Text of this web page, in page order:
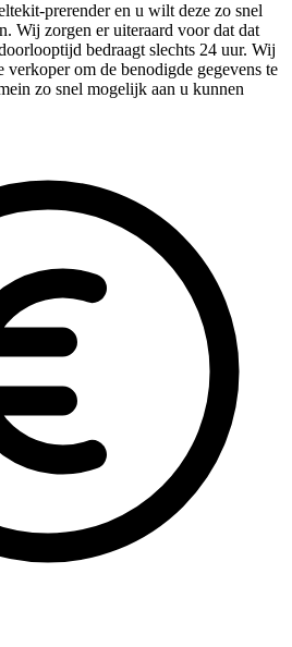
prerender en u wilt deze zo snel
Wij zorgen er uiteraard voor dat dat
bedraagt slechts 24 uur. Wij
verkoper om de benodigde gegevens te
zo snel mogelijk aan u kunnen